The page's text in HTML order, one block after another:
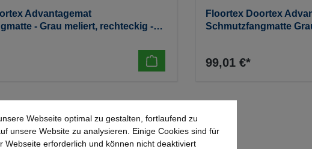
Advantagemat
- Grau meliert, rechteckig -
Floortex Doortex
Schmutzfangmatte
99,01 €*
Webseite optimal zu gestalten, fortlaufend zu
unsere Website zu analysieren. Einige Cookies sind für
Webseite erforderlich und können nicht deaktiviert